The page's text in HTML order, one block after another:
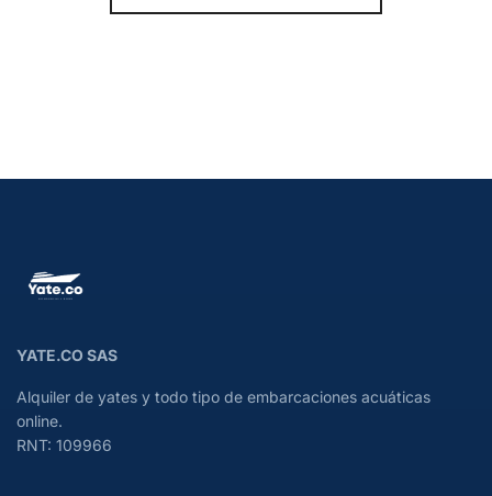
YATE.CO SAS
Alquiler de yates y todo tipo de embarcaciones acuáticas
online.
RNT: 109966